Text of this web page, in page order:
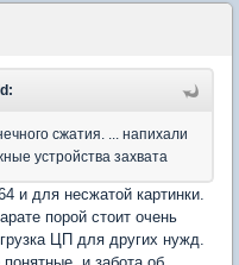
сжатия. ... напихали
устройства захвата
и для несжатой картинки.
порой стоит очень
ЦП для других нужд.